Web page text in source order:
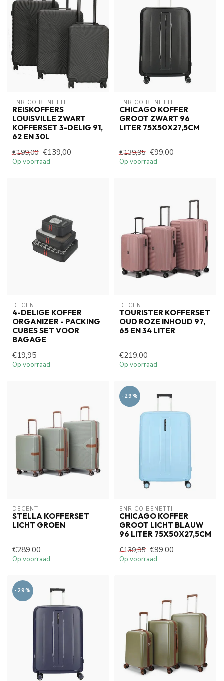
ENRICO BENETTI
REISKOFFERS
LOUISVILLE ZWART
KOFFERSET 3-DELIG 91,
62 EN 30L
€199,00 €139,00
Op voorraad
ENRICO BENETTI
CHICAGO KOFFER
GROOT ZWART 96
LITER 75X50X27,5CM
€139,95 €99,00
Op voorraad
DECENT
4-DELIGE KOFFER
ORGANIZER - PACKING
CUBES SET VOOR
BAGAGE
€19,95
Op voorraad
DECENT
TOURISTER KOFFERSET
OUD ROZE INHOUD 97,
65 EN 34 LITER
€219,00
Op voorraad
DECENT
STELLA KOFFERSET
LICHT GROEN
€289,00
Op voorraad
-29%
ENRICO BENETTI
CHICAGO KOFFER
GROOT LICHT BLAUW
96 LITER 75X50X27,5CM
€139,95 €99,00
Op voorraad
-29%